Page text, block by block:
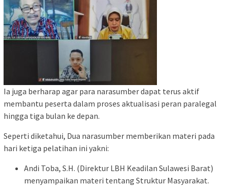
Ia juga berharap agar para narasumber dapat terus aktif
membantu peserta dalam proses aktualisasi peran paralegal
hingga tiga bulan ke depan.
Seperti diketahui, Dua narasumber memberikan materi pada
hari ketiga pelatihan ini yakni:
Andi Toba, S.H. (Direktur LBH Keadilan Sulawesi Barat)
menyampaikan materi tentang Struktur Masyarakat.